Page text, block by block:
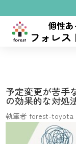
予定変更が苦手
の効果的な対処
執筆者forest-toyota